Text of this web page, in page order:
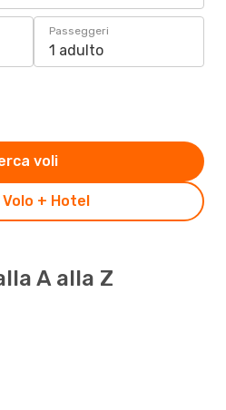
Passeggeri
1 adulto
+ Hotel
voli
A alla Z